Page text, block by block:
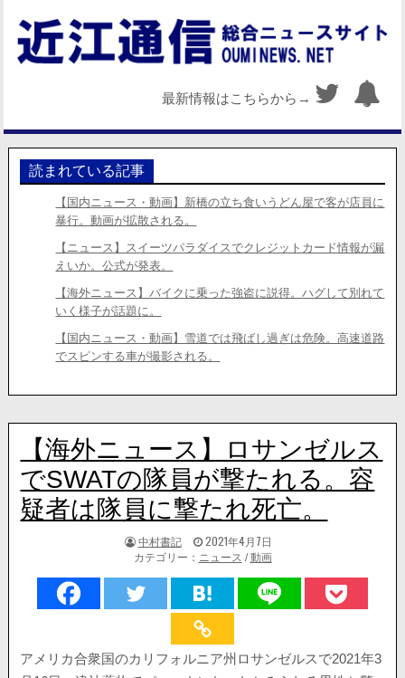
最新情報はこちらから→
読まれている記事
【国内ニュース・動画】新橋の立ち食いうどん屋で客が店員に
暴行。動画が拡散される。
【ニュース】スイーツパラダイスでクレジットカード情報が漏
えいか。公式が発表。
【海外ニュース】バイクに乗った強盗に説得。ハグして別れて
いく様子が話題に。
【国内ニュース・動画】雪道では飛ばし過ぎは危険。高速道路
でスピンする車が撮影される。
【海外ニュース】ロサンゼルス
でSWATの隊員が撃たれる。容
疑者は隊員に撃たれ死亡。
著
者:
中村書記
掲
載
日：
2021年4月7日
カテゴリー： ニュース /動画
アメリカ合衆国のカリフォルニア州ロサンゼルスで2021年3